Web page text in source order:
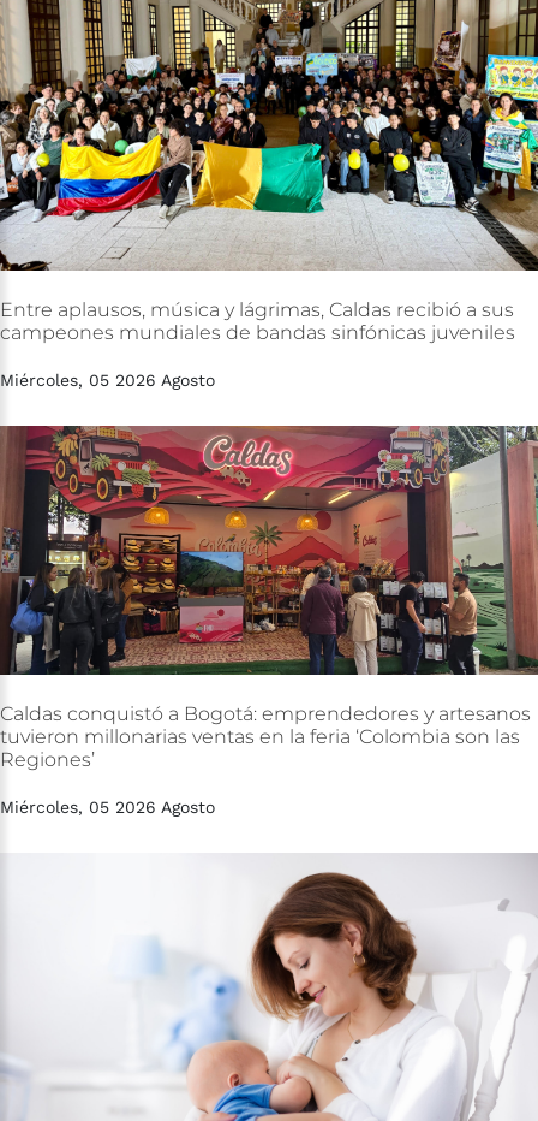
Entre aplausos, música y lágrimas, Caldas recibió a sus
campeones mundiales de bandas sinfónicas juveniles
Miércoles, 05 2026 Agosto
Caldas conquistó a Bogotá: emprendedores y artesanos
tuvieron millonarias ventas en la feria ‘Colombia son las
Regiones’
Miércoles, 05 2026 Agosto